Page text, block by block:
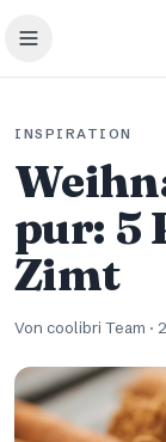
Zum Hauptinhalt
INSPIRATION
pur: 5
Zimt
Von coolibri Team ·